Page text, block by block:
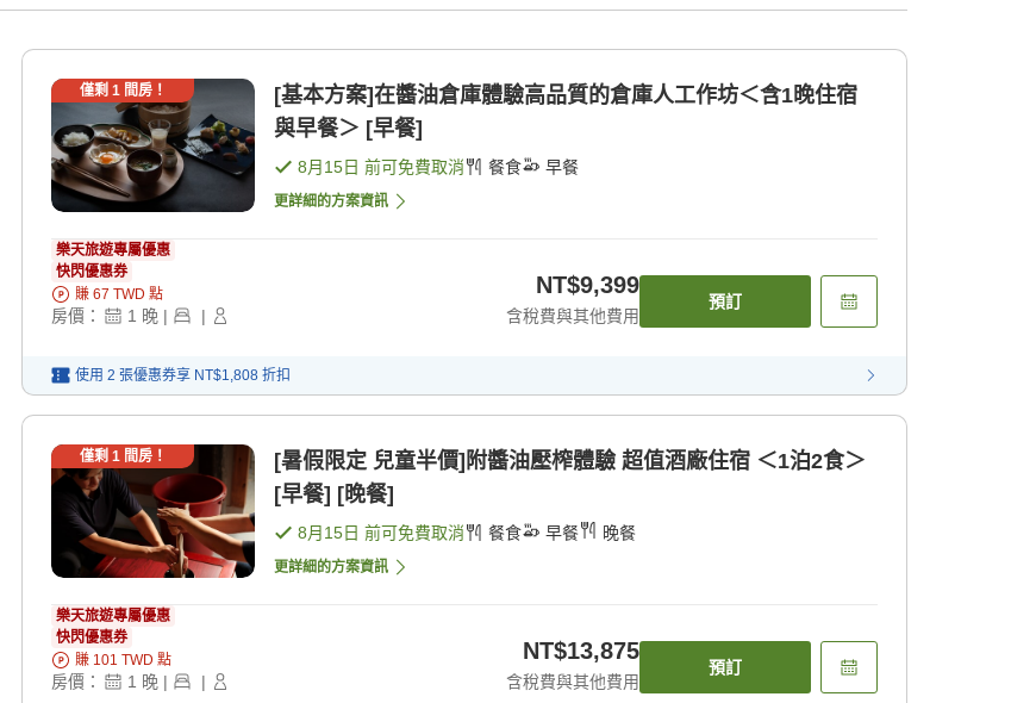
僅剩 1 間房！
[基本方案]在醬油倉庫體驗高品質的倉庫人工作坊＜含1晚住宿
與早餐＞ [早餐]
8月15日 前可免費取消 餐食 早餐
更詳細的方案資訊
樂天旅遊專屬優惠
快閃優惠券
賺 67 TWD 點
房價： 1 晚 | |
NT$9,399
含稅費與其他費用
預訂
使用 2 張優惠券享 NT$1,808 折扣
僅剩 1 間房！
[暑假限定 兒童半價]附醬油壓榨體驗 超值酒廠住宿 ＜1泊2食＞
[早餐] [晚餐]
8月15日 前可免費取消 餐食 早餐 晚餐
更詳細的方案資訊
樂天旅遊專屬優惠
快閃優惠券
賺 101 TWD 點
房價： 1 晚 | |
NT$13,875
含稅費與其他費用
預訂